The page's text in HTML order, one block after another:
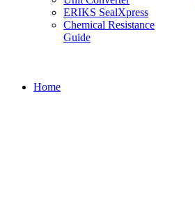
ERIKS SealXpress
Chemical Resistance
Guide
Home